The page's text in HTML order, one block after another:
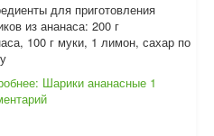
для приготовления
из ананаса: 200 г
100 г муки, 1 лимон, сахар по
Шарики ананасные 1